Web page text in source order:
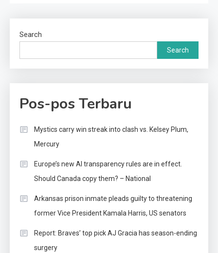
Search
Search
Pos-pos Terbaru
Mystics carry win streak into clash vs. Kelsey Plum,
Mercury
Europe’s new AI transparency rules are in effect.
Should Canada copy them? – National
Arkansas prison inmate pleads guilty to threatening
former Vice President Kamala Harris, US senators
Report: Braves’ top pick AJ Gracia has season-ending
surgery